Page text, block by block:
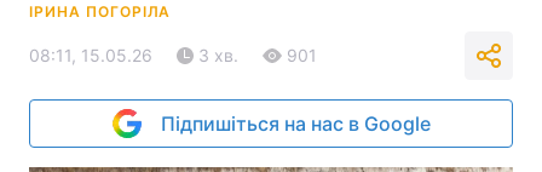
ІРИНА ПОГОРІЛА
08:11, 15.05.26 3 хв. 901
Підпишіться на нас в Google